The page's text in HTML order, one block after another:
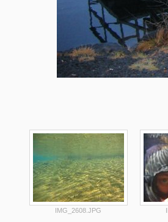
IMG_2608.JPG